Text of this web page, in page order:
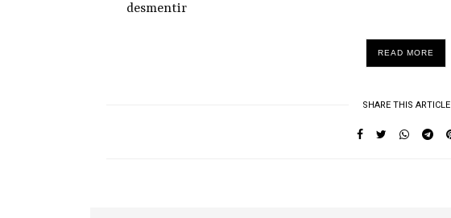
desmentir
READ MORE
SHARE THIS ARTICLE